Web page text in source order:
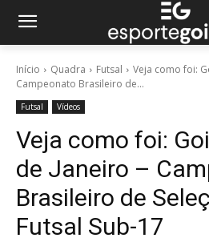
Início Quadra Futsal
Veja como foi:
Campeonato Brasileiro de...
Futsal Vídeos
Veja como foi:
de Janeiro –
Brasileiro de
Futsal Sub-17